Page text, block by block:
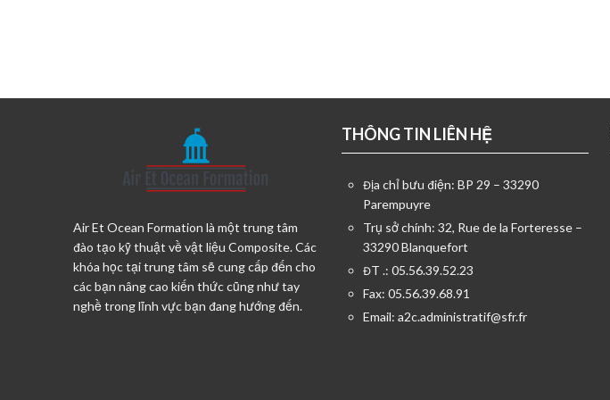
Air Et Ocean Formation là một trung tâm
đào tạo kỹ thuật về vật liệu Composite. Các
khóa học tại trung tâm sẽ cung cấp đến cho
các bạn nâng cao kiến thức cũng như tay
nghề trong lĩnh vực bạn đang hướng đến.
THÔNG TIN LIÊN HỆ
Địa chỉ bưu điện: BP 29 – 33290
Parempuyre
Trụ sở chính: 32, Rue de la Forteresse –
33290 Blanquefort
ĐT .: 05.56.39.52.23
Fax: 05.56.39.68.91
Email: a2c.administratif@sfr.fr